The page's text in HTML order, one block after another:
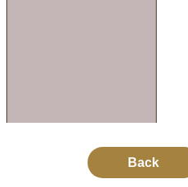
Back